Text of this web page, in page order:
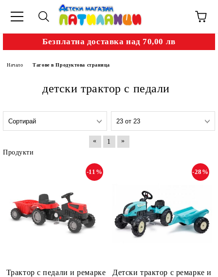
Безплатна доставка над 70,00 лв
Начало Тагове в Продуктова страница
детски трактор с педали
« 1
»
Продукти
Трактор с педали и ремарке
-11%
Детски трактор с ремарке и
-28%